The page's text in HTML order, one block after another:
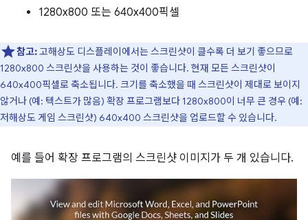
1280x800 또는 640x400픽셀
참고:고해상도 디스플레이에서는 스크린샷이 클수록 더 보기 좋으므로
1280x800 스크린샷을 사용하는 것이 좋습니다. 현재 모든 스크린샷이
640x400픽셀로 축소됩니다. 크기를 축소했을 때 스크린샷이 제대로 보이지
않거나 (예: 텍스트가 많음) 확장 프로그램보다 1280x800이 너무 큰 경우 (예:
저해상도 게임 스크린샷) 640x400 스크린샷을 업로드할 수 있습니다.
예를 들어 확장 프로그램의 스크린샷 이미지가 두 개 있습니다.